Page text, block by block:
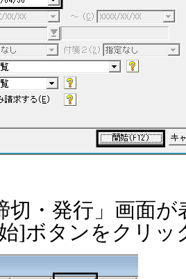
切・発行」画面
]ボタンをクリッ